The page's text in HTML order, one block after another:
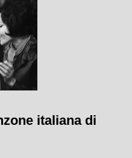
italiana di